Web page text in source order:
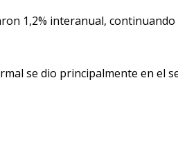
1,2% interanual,
se dio principalmente en el